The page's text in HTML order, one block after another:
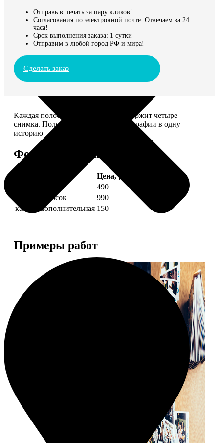
Отправь в печать за пару кликов!
Согласования по электронной почте. Отвечаем за 24
часа!
Срок выполнения заказа: 1 сутки
Отправим в любой город РФ и мира!
Сделать заказ
Каждая полоска размером 5*20 содержит четыре
снимка. Полоски объединяют фотографии в одну
историю.
Форматы и цены
Цена, руб.
4 фото полоски
490
8 фото полосок
990
каждая дополнительная 150
Примеры работ